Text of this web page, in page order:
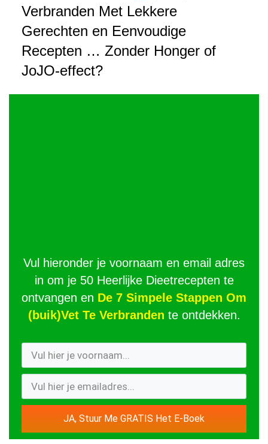
Verbranden Met Lekkere
Gerechten en Eenvoudige
Recepten … Zonder Honger of
JoJO-effect?
Vul hieronder je voornaam en email adres
in om je 50 Heerlijke Dieetrecepten te
ontvangen en De 7 Simpele Stappen Om
(buik)Vet Te Verbranden te ontdekken.
JA, Stuur Me GRATIS Het E-Boek